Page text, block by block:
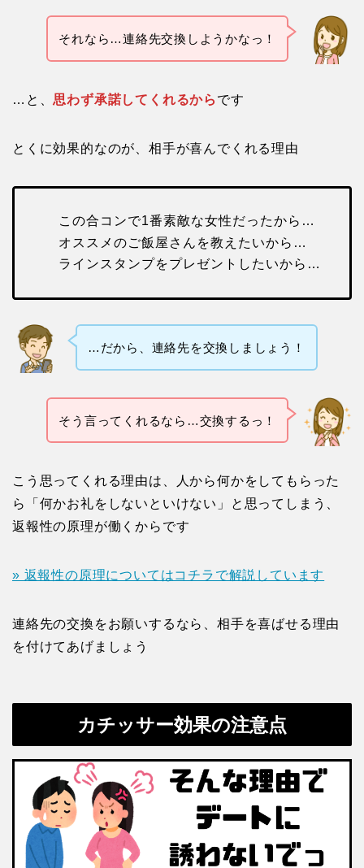
それなら…連絡先交換しようかなっ！
…と、思わず承諾してくれるから です
とくに効果的なのが、相手が喜んでくれる理由
この合コンで1番素敵な女性だったから…
オススメのご飯屋さんを教えたいから…
ラインスタンプをプレゼントしたいから…
…だから、連絡先を交換しましょう！
そう言ってくれるなら…交換するっ！
こう思ってくれる理由は、人から何かをしてもらった
ら「何かお礼をしないといけない」と思ってしまう、
返報性の原理が働くからです
» 返報性の原理についてはコチラで解説しています
連絡先の交換をお願いするなら、相手を喜ばせる理由
を付けてあげましょう
カチッサー効果の注意点